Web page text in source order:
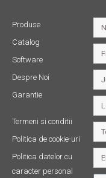
Produse
Catalog
Software
Despre Noi
Garantie
Termeni si conditii
Politica de cookie-uri
Politica datelor cu
caracter personal